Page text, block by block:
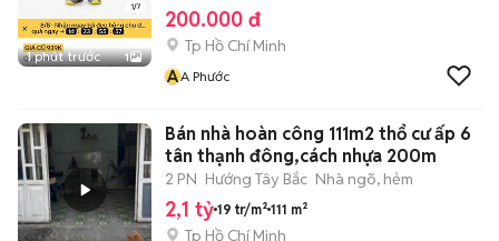
1 phút trước 1
200.000 đ
Tp Hồ Chí Minh
AA Phước
Bán nhà hoàn công 111m2 thổ cư ấp 6
tân thạnh đông,cách nhựa 200m
2 PN Hướng Tây Bắc Nhà ngõ, hẻm
2,1 tỷ 19 tr/m² 111 m²
Tp Hồ Chí Minh